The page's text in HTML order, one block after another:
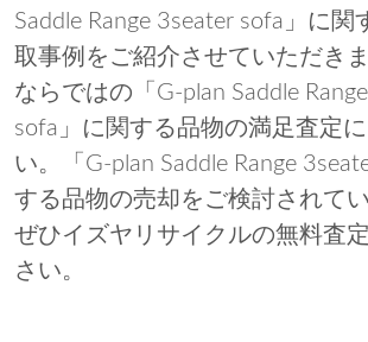
Saddle Range 3seater sofa」に関
取事例をご紹介させていただき
ならではの「G-plan Saddle
sofa」に関する品物の満足査定
い。「G-plan Saddle Range
する品物の売却をご検討されて
ぜひイズヤリサイクルの無料査
さい。